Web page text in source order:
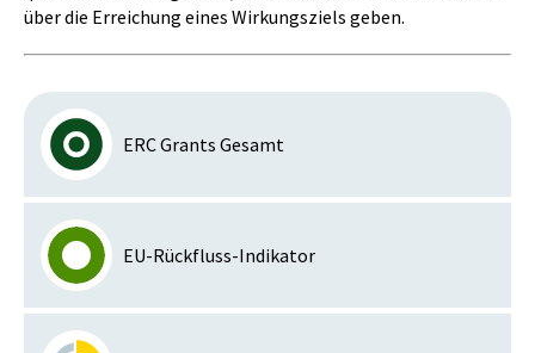
über die Erreichung eines Wirkungsziels geben.
ERC Grants Gesamt
EU-Rückfluss-Indikator